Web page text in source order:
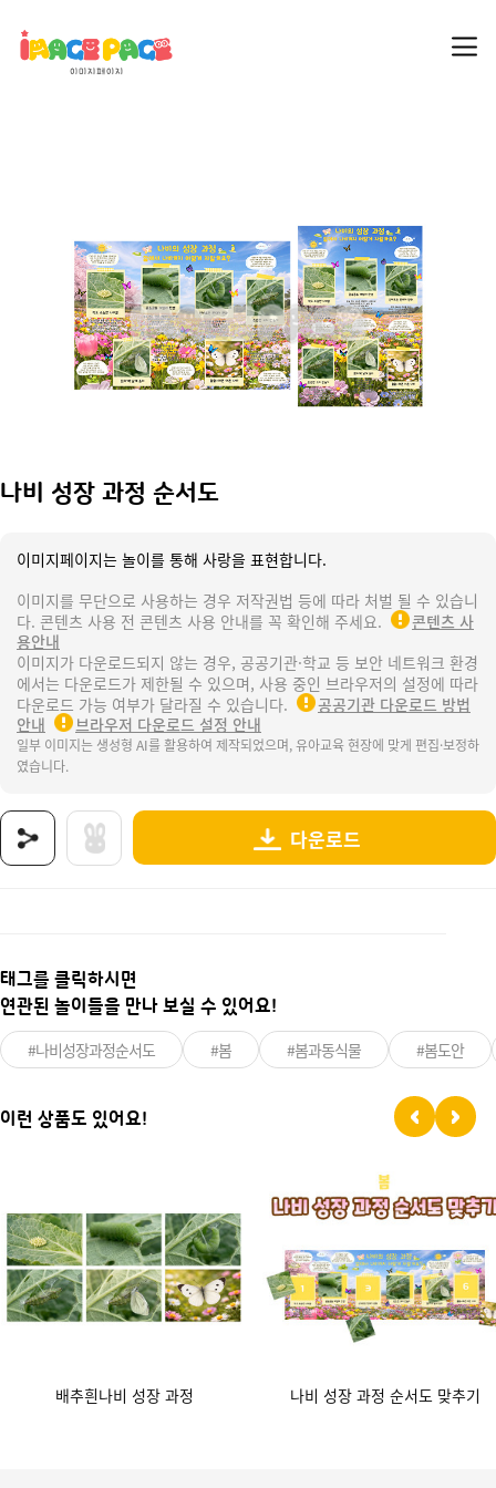
나비 성장 과정 순서도
이미지페이지는 놀이를 통해 사랑을 표현합니다.
이미지를 무단으로 사용하는 경우 저작권법 등에 따라 처벌 될 수 있습니
다. 콘텐츠 사용 전 콘텐츠 사용 안내를 꼭 확인해 주세요.
콘텐츠 사
용안내
이미지가 다운로드되지 않는 경우, 공공기관·학교 등 보안 네트워크 환경
에서는 다운로드가 제한될 수 있으며, 사용 중인 브라우저의 설정에 따라
다운로드 가능 여부가 달라질 수 있습니다.
공공기관 다운로드 방법
안내
브라우저 다운로드 설정 안내
일부 이미지는 생성형 AI를 활용하여 제작되었으며, 유아교육 현장에 맞게 편집·보정하
였습니다.
다운로드
태그를 클릭하시면
연관된 놀이들을 만나 보실 수 있어요!
#나비성장과정순서도 #봄 #봄과동식물 #봄도안
이런 상품도 있어요!
배추흰나비 성장 과정 나비 성장 과정 순서도 맞추기